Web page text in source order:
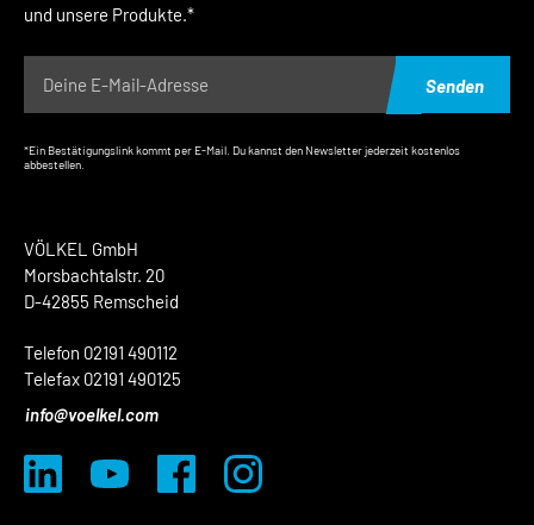
VÖLKEL GmbH
Morsbachtalstr. 20
D-42855 Remscheid
Telefon 02191 490112
Telefax 02191 490125
info@voelkel.com
und unsere Produkte.*
Senden
*Ein Bestätigungslink kommt per E-Mail. Du kannst den Newsletter jederzeit kostenlos
abbestellen.